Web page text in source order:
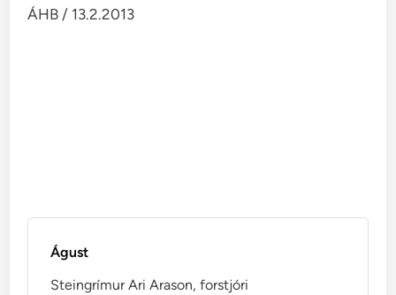
ÁHB / 13.2.2013
Águst
Steingrímur Ari Arason, forstjóri